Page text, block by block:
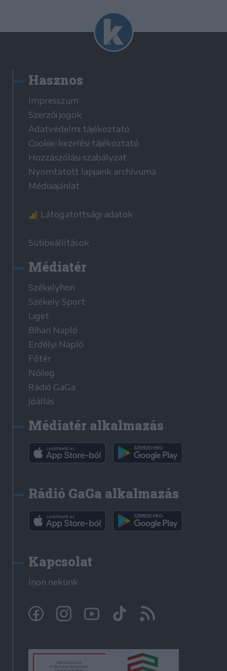
Hasznos
Impresszum
Szerzői jogok
Adatvédelmi tájékoztató
Cookie-kezelési tájékoztató
Hozzászólási szabályzat
Nyomtatott lapjaink archívuma
Médiaajánlat
Látogatottsági adatok
Sütibeállítások
Médiatér
Székelyhon
Székely Sport
Liget
Bihari Napló
Erdélyi Napló
Főtér
Nőileg
Rádió GaGa
Jóállás
Médiatér alkalmazás
Rádió GaGa alkalmazás
Kapcsolat
Írjon nekünk